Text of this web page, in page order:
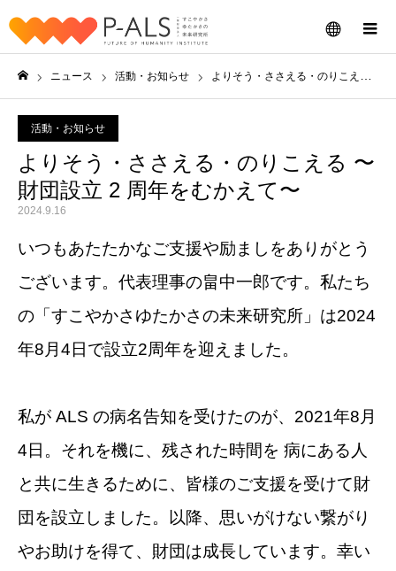
メニュー
ニュース 活動・お知らせ よりそう・ささえる・のりこえる 〜財団設立 2 周年をむかえて〜
活動・お知らせ
よりそう・ささえる・のりこえる 〜
財団設立 2 周年をむかえて〜
2024.9.16
いつもあたたかなご支援や励ましをありがとう
ございます。代表理事の畠中一郎です。私たち
の「すこやかさゆたかさの未来研究所」は2024
年8月4日で設立2周年を迎えました。
私が ALS の病名告知を受けたのが、2021年8月
4日。それを機に、残された時間を 病にある人
と共に生きるために、皆様のご支援を受けて財
団を設立しました。以降、思いがけない繋がり
やお助けを得て、財団は成⻑しています。幸い